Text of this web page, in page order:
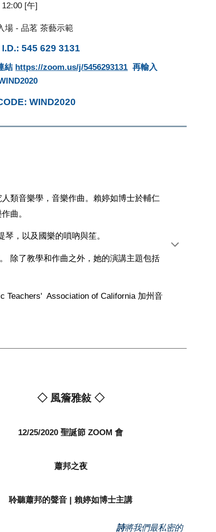
[午]
場 - 品茗 茶藝示範
545 629 3131
結 https://zoom.us/j/5456293131 再輸入
WIND2020
類音樂學，音樂作曲。賴婷如博士於輔仁
作曲。
，以及國樂的嗩吶與笙。
除了教學和作曲之外，她的演講主題包括
Teachers' Association of California 加州音
◇ 風簷雅敍 ◇
12/25/2020 聖誕節 ZOOM 會
蕭邦之夜
聆聽蕭邦的聲音 | 賴婷如博士主講
詩將我們最私密的